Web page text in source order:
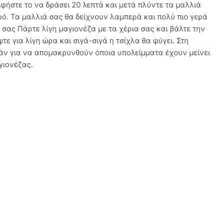
το να δράσει 20 λεπτά και μετά πλύντε τα μαλλιά
Τα μαλλιά σας θα δείχνουν λαμπερά και πολύ πιο γερά
Πάρτε λίγη μαγιονέζα με τα χέρια σας και βάλτε την
για λίγη ώρα και σιγά-σιγά η τσίχλα θα φύγει. Στη
για να απομακρυνθούν όποια υπολείμματα έχουν μείνει